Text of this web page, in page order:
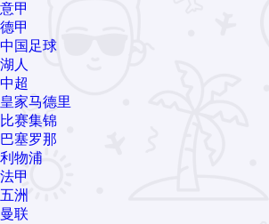
意甲
德甲
中国足球
湖人
中超
皇家马德里
比赛集锦
巴塞罗那
利物浦
法甲
五洲
曼联